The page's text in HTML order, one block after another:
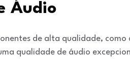
Áudio
de alta qualidade,
qualidade de áudio